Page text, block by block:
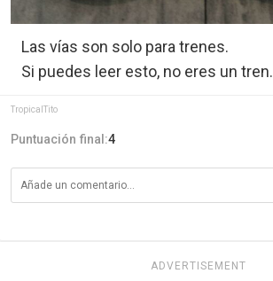
Las vías son solo para trenes.
Si puedes leer esto, no eres un tren.
TropicalTito
Puntuación final:4
ADVERTISEMENT